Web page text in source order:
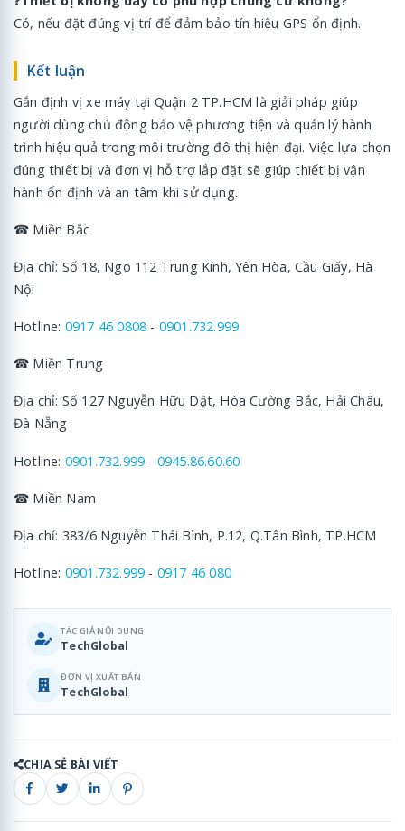
Có, nếu đặt đúng vị trí để đảm bảo tín hiệu GPS ổn định.
Kết luận
Gắn định vị xe máy tại Quận 2 TP.HCM là giải pháp giúp
người dùng chủ động bảo vệ phương tiện và quản lý hành
trình hiệu quả trong môi trường đô thị hiện đại. Việc lựa chọn
đúng thiết bị và đơn vị hỗ trợ lắp đặt sẽ giúp thiết bị vận
hành ổn định và an tâm khi sử dụng.
☎ Miền Bắc
Địa chỉ: Số 18, Ngõ 112 Trung Kính, Yên Hòa, Cầu Giấy, Hà
Nội
Hotline: 0917 46 0808 - 0901.732.999
☎ Miền Trung
Địa chỉ: Số 127 Nguyễn Hữu Dật, Hòa Cường Bắc, Hải Châu,
Đà Nẵng
Hotline: 0901.732.999 - 0945.86.60.60
☎ Miền Nam
Địa chỉ: 383/6 Nguyễn Thái Bình, P.12, Q.Tân Bình, TP.HCM
Hotline: 0901.732.999 - 0917 46 080
TÁC GIẢ NỘI DUNG
TechGlobal
ĐƠN VỊ XUẤT BẢN
TechGlobal
CHIA SẺ BÀI VIẾT